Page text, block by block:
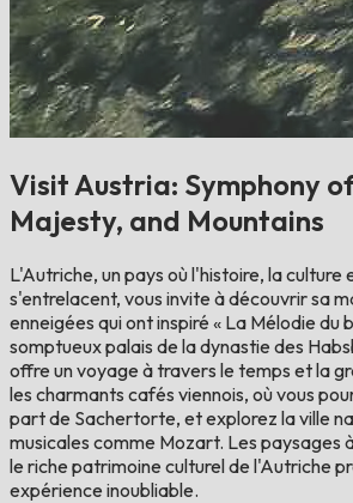
Visit Austria: Symphony
Majesty, and Mountains
L'Autriche, un pays où l'histoire, la culture
s'entrelacent, vous invite à découvrir sa
enneigées qui ont inspiré « La Mélodie du
somptueux palais de la dynastie des
offre un voyage à travers le temps et la
les charmants cafés viennois, où vous
part de Sachertorte, et explorez la ville
musicales comme Mozart. Les paysages
le riche patrimoine culturel de l'Autriche
expérience inoubliable.